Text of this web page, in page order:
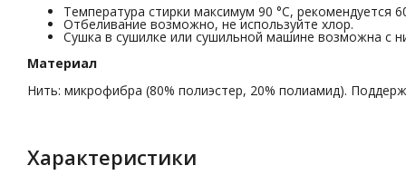
Температура стирки максимум 90 °C, рекомендуется
Отбеливание возможно, не используйте хлор.
Сушка в сушилке или сушильной машине возможна с
Материал
Нить: микрофибра (80% полиэстер, 20% полиамид).
Характеристики